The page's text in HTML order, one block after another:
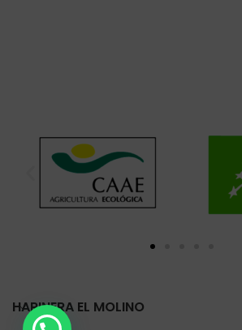
HARINERA EL MOLINO